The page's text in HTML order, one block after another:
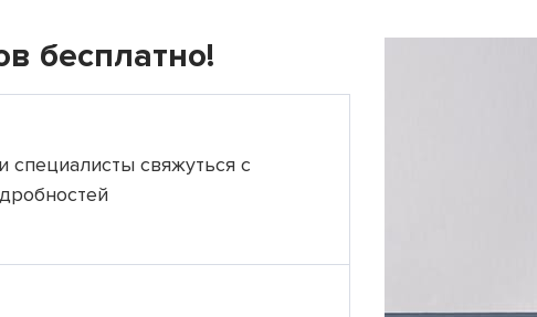
бесплатно!
специалисты свяжуться с